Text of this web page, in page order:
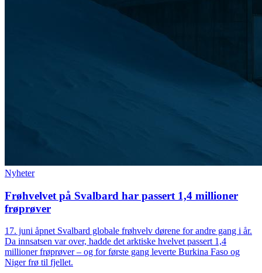
Nyheter
Frøhvelvet på Svalbard har passert 1,4 millioner
frøprøver
17. juni åpnet Svalbard globale frøhvelv dørene for andre gang i år.
Da innsatsen var over, hadde det arktiske hvelvet passert 1,4
millioner frøprøver – og for første gang leverte Burkina Faso og
Niger frø til fjellet.